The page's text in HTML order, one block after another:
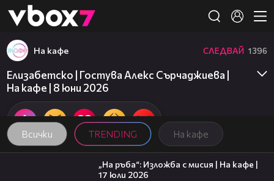
👾
Всички TRENDING На кафе
На кафе СЛЕДВАЙ 1396
Елизабетско | Гостува Алекс Сърчаджиева |
На кафе | 8 юни 2026
09:09
„На ръба“: Изложба с мисия | На кафе |
17 юли 2026